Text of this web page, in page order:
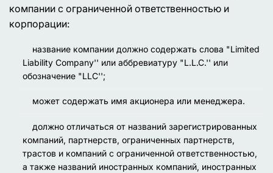
компании с ограниченной ответственностью и
корпорации:
название компании должно содержать слова "Limited
Liability Company'' или аббревиатуру "L.L.C.'' или
обозначение "LLC'';
может содержать имя акционера или менеджера.
должно отличаться от названий зарегистрированных
компаний, партнерств, ограниченных партнерств,
трастов и компаний с ограниченной ответственностью,
а также названий иностранных компаний, иностранных